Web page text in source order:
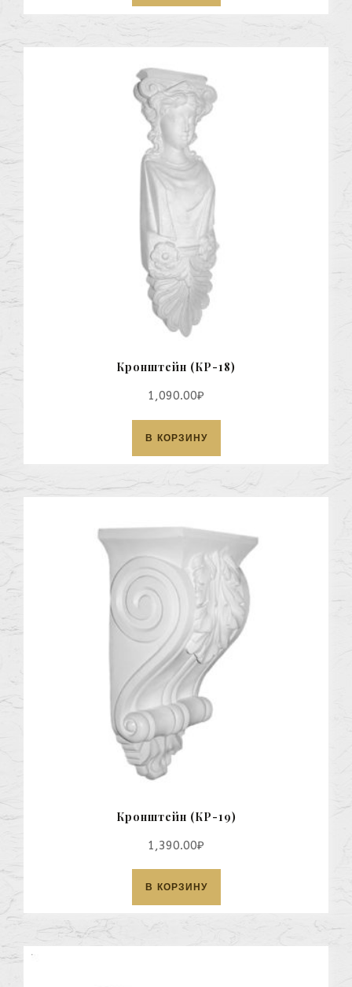
Кронштейн (КР-18)
1,090.00₽
В КОРЗИНУ
Кронштейн (КР-19)
1,390.00₽
В КОРЗИНУ